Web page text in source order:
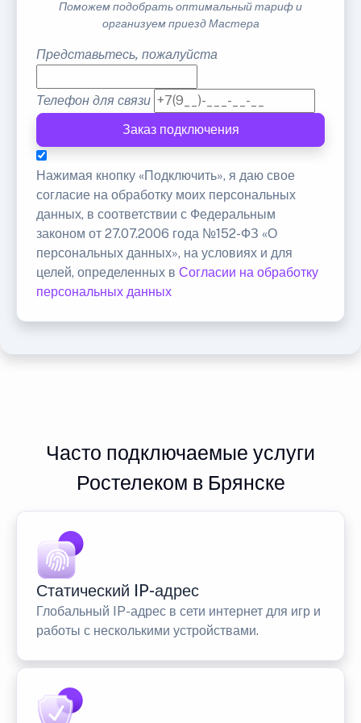
Поможем подобрать оптимальный тариф и
организуем приезд Мастера
Представьтесь, пожалуйста
Телефон для связи
Заказ подключения
Нажимая кнопку «Подключить», я даю свое
согласие на обработку моих персональных
данных, в соответствии с Федеральным
законом от 27.07.2006 года №152-ФЗ «О
персональных данных», на условиях и для
целей, определенных в Согласии на обработку
персональных данных
Часто подключаемые услуги
Ростелеком в Брянске
Статический IP-адрес
Глобальный IP-адрес в сети интернет для игр и
работы с несколькими устройствами.